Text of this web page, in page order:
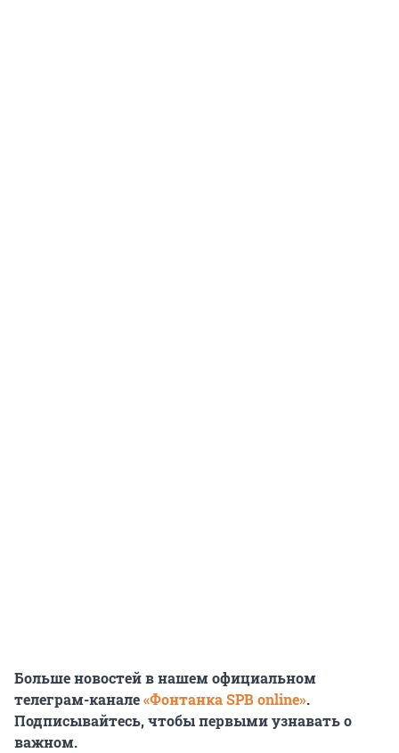
Больше новостей в нашем официальном
телеграм-канале«Фонтанка SPB online».
Подписывайтесь, чтобы первыми узнавать о
важном.